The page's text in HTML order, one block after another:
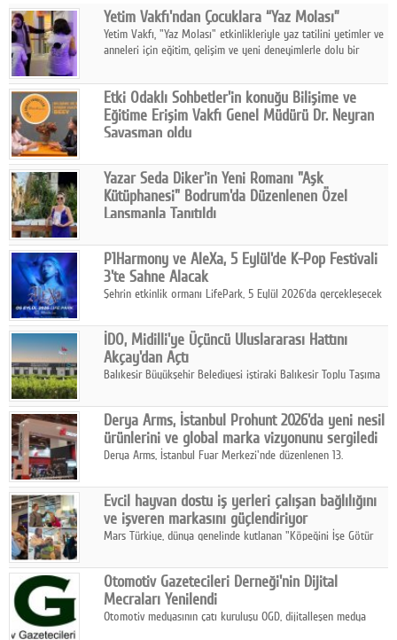
Facebook
Diziler
Karikatür
Youtube
Polemik
Reklam
Yazarlar
Künye
SOSYAL MEDYA
Facebook
Twitter
Google Plus
© 2026 TÜM HAKLARI SAKLIDIR
Yetim Vakfı'ndan Çocuklara “Yaz Molası”
Yetim Vakfı, "Yaz Molası" etkinlikleriyle yaz tatilini yetimler ve
anneleri için eğitim, gelişim ve yeni deneyimlerle dolu bir
Etki Odaklı Sohbetler'in konuğu Bilişime ve
Eğitime Erişim Vakfı Genel Müdürü Dr. Neyran
Savaşman oldu
vakfın bu ihtiyaçtan doğan çalışmaları, Kıvılcım Programı, yapay
zekânın eğitimde kullanımı ve gelecek dönem hedefleri ele
alındı.
Yazar Seda Diker'in Yeni Romanı "Aşk
Kütüphanesi" Bodrum'da Düzenlenen Özel
Lansmanla Tanıtıldı
Diker'in 13. kitabı “Aşk Kütüphanesi” 6 Ağustos'ta Casa dell'Arte
Bodrum'da düzenlenen özel lansmanla okurlarıyla buluştu.
P1Harmony ve AleXa, 5 Eylül'de K-Pop Festivali
3'te Sahne Alacak
Şehrin etkinlik ormanı LifePark, 5 Eylül 2026'da gerçekleşecek
haritasında önemli bir destinasyon haline getirmeye
hazırlanıyor.
İDO, Midilli'ye Üçüncü Uluslararası Hattını
Akçay'dan Açtı
Balıkesir Büyükşehir Belediyesi iştiraki Balıkesir Toplu Taşıma
Midilli hattının resmi açılışı gerçekleştirildi.
Derya Arms, İstanbul Prohunt 2026'da yeni nesil
ürünlerini ve global marka vizyonunu sergiledi
Derya Arms, İstanbul Fuar Merkezi'nde düzenlenen 13.
Fuarı'nda sektör profesyonelleri, iş ortakları, bayiler ve son
kullanıcılarla bir araya geldi.
Evcil hayvan dostu iş yerleri çalışan bağlılığını
ve işveren markasını güçlendiriyor
Mars Türkiye, dünya genelinde kutlanan "Köpeğini İşe Götür
çalışan bağlılığı, iyi olma hali ve işveren markası üzerindeki
etkisine dikkat çekti.
Otomotiv Gazetecileri Derneği'nin Dijital
Mecraları Yenilendi
Otomotiv medyasının çatı kuruluşu OGD, dijitalleşen medya